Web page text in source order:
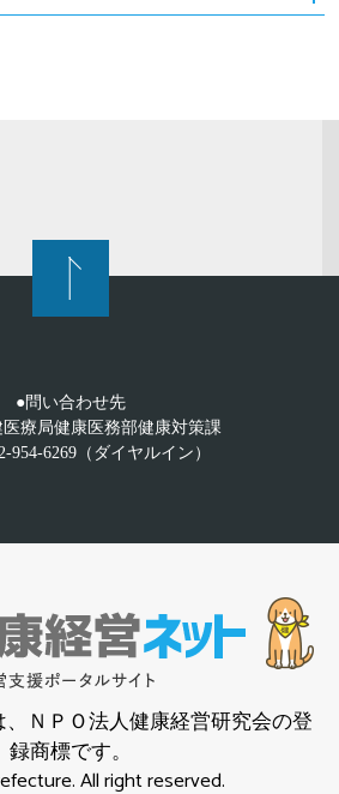
●問い合わせ先
療局健康医務部健康対策課
954-6269（ダイヤルイン）
ＮＰＯ法人健康経営研究会の登
録商標です。
All right reserved.